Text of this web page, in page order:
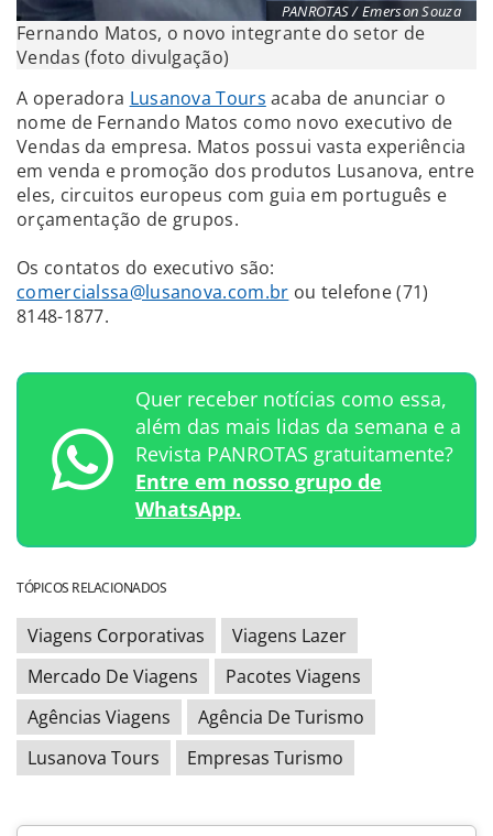
PANROTAS / Emerson Souza
Fernando Matos, o novo integrante do setor de
Vendas (foto divulgação)
A operadora Lusanova Tours acaba de anunciar o
nome de Fernando Matos como novo executivo de
Vendas da empresa. Matos possui vasta experiência
em venda e promoção dos produtos Lusanova, entre
eles, circuitos europeus com guia em português e
orçamentação de grupos.
Os contatos do executivo são:
comercialssa@lusanova.com.br ou telefone (71)
8148-1877.
Quer receber notícias como essa,
além das mais lidas da semana e a
Revista PANROTAS gratuitamente?
Entre em nosso grupo de
WhatsApp.
TÓPICOS RELACIONADOS
Viagens Corporativas
Viagens Lazer
Mercado De Viagens
Pacotes Viagens
Agências Viagens
Agência De Turismo
Lusanova Tours
Empresas Turismo